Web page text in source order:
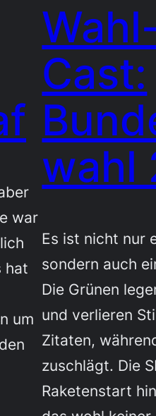
war
hat
um
Cast:
wahl
Es ist nicht nur
sondern auch
Die Grünen
und verlieren
Zitaten,
zuschlägt. Die
Raketenstart